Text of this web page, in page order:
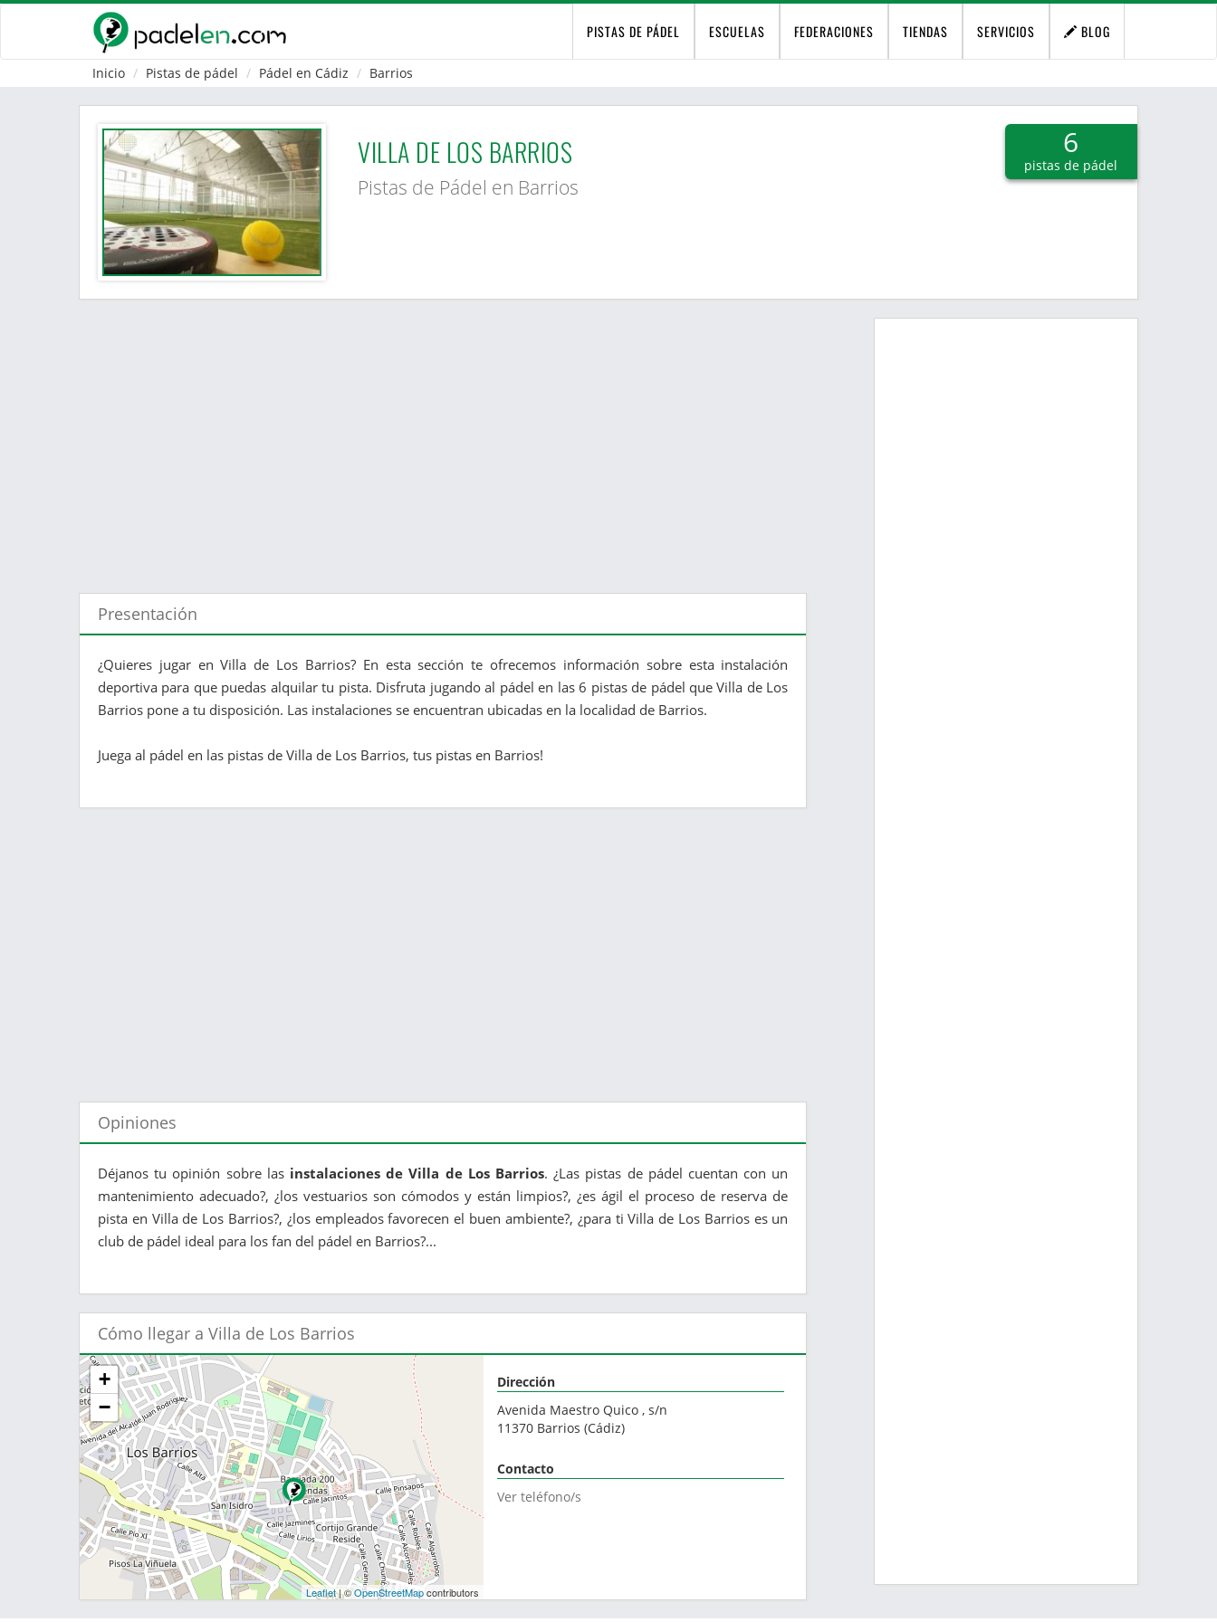
PISTAS DE PÁDEL ESCUELAS FEDERACIONES TIENDAS SERVICIOS BLOG
Inicio Pistas de pádel Pádel en Cádiz Barrios
VILLA DE LOS BARRIOS
Pistas de Pádel en Barrios
6
pistas de pádel
Presentación
¿Quieres jugar en Villa de Los Barrios? En esta sección te ofrecemos información sobre esta instalación
deportiva para que puedas alquilar tu pista. Disfruta jugando al pádel en las 6 pistas de pádel que Villa de Los
Barrios pone a tu disposición. Las instalaciones se encuentran ubicadas en la localidad de Barrios.
Juega al pádel en las pistas de Villa de Los Barrios, tus pistas en Barrios!
Opiniones
Déjanos tu opinión sobre las instalaciones de Villa de Los Barrios. ¿Las pistas de pádel cuentan con un
mantenimiento adecuado?, ¿los vestuarios son cómodos y están limpios?, ¿es ágil el proceso de reserva de
pista en Villa de Los Barrios?, ¿los empleados favorecen el buen ambiente?, ¿para ti Villa de Los Barrios es un
club de pádel ideal para los fan del pádel en Barrios?...
Cómo llegar a Villa de Los Barrios
+
−
Leaflet| ©OpenStreetMapcontributors
Dirección
Avenida Maestro Quico , s/n
11370 Barrios (Cádiz)
Contacto
Ver teléfono/s